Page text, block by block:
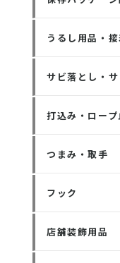
うるし用品・
サビ落とし・サ
打込み・ロープ
つまみ・取手
フック
店舗装飾用品